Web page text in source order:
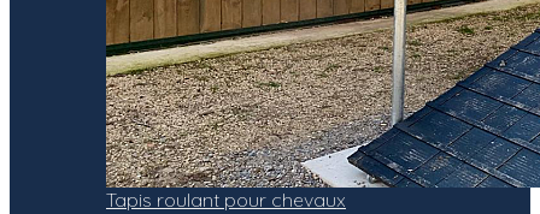
Tapis roulant pour chevaux